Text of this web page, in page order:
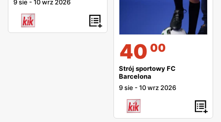
na szybkie znalezienie interesującego nas produktu.
Analogiczny układ obowiązuje również na stronie
Można by rzec, że KIK zostawił konkurencyjne sieci
sklepów dyskontowych w tyle. Produkty w dobrej jakości
sprzedawane po niskiej cenie wyróżnia tą sieć dyskontów.
Ewenementem wśród sklepów dyskontowych jest to, że
działanie KIK online i respektowanie rabatów zawartychw
9 sie -10 wrz 2026
40 00
Strój sportowy FC
Barcelona
9 sie -10 wrz 2026